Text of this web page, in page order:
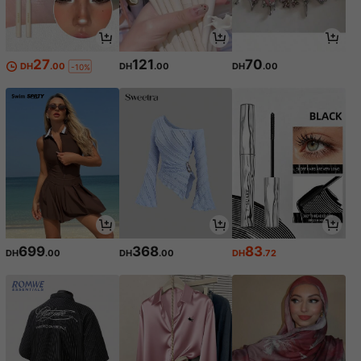
DH27.00 -10% DH121.00 DH70.00
DH699.00 DH368.00 DH83.72